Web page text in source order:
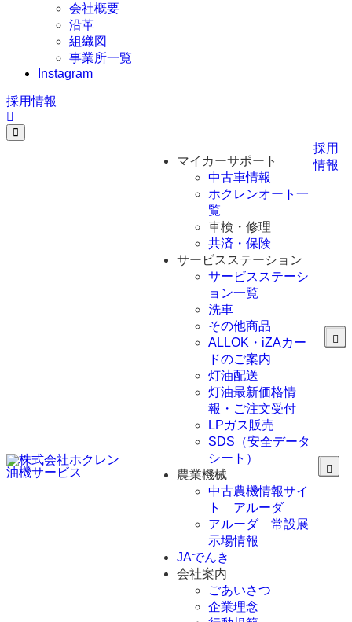
会社概要
沿革
組織図
事業所一覧
Instagram
採用情報
マイカーサポート
中古車情報
ホクレンオート一
覧
車検・修理
共済・保険
サービスステーション
サービスステーシ
ョン一覧
洗車
その他商品
ALLOK・iZAカー
ドのご案内
灯油配送
灯油最新価格情
報・ご注文受付
LPガス販売
SDS（安全データ
シート）
農業機械
中古農機情報サイ
ト アルーダ
アルーダ 常設展
示場情報
JAでんき
会社案内
ごあいさつ
企業理念
採用
情報